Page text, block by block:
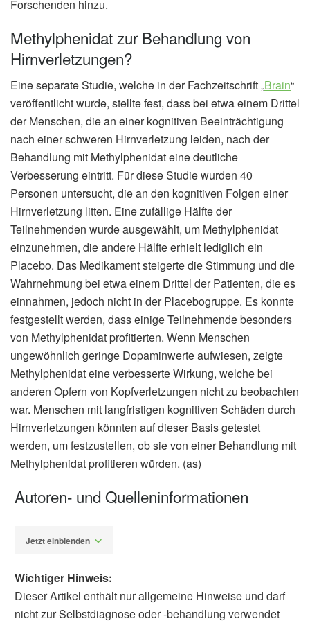
Forschenden hinzu.
Methylphenidat zur Behandlung von
Hirnverletzungen?
Eine separate Studie, welche in der Fachzeitschrift „Brain“
veröffentlicht wurde, stellte fest, dass bei etwa einem Drittel
der Menschen, die an einer kognitiven Beeinträchtigung
nach einer schweren Hirnverletzung leiden, nach der
Behandlung mit Methylphenidat eine deutliche
Verbesserung eintritt. Für diese Studie wurden 40
Personen untersucht, die an den kognitiven Folgen einer
Hirnverletzung litten. Eine zufällige Hälfte der
Teilnehmenden wurde ausgewählt, um Methylphenidat
einzunehmen, die andere Hälfte erhielt lediglich ein
Placebo. Das Medikament steigerte die Stimmung und die
Wahrnehmung bei etwa einem Drittel der Patienten, die es
einnahmen, jedoch nicht in der Placebogruppe. Es konnte
festgestellt werden, dass einige Teilnehmende besonders
von Methylphenidat profitierten. Wenn Menschen
ungewöhnlich geringe Dopaminwerte aufwiesen, zeigte
Methylphenidat eine verbesserte Wirkung, welche bei
anderen Opfern von Kopfverletzungen nicht zu beobachten
war. Menschen mit langfristigen kognitiven Schäden durch
Hirnverletzungen könnten auf dieser Basis getestet
werden, um festzustellen, ob sie von einer Behandlung mit
Methylphenidat profitieren würden. (as)
Autoren- und Quelleninformationen
Jetzt einblenden
Wichtiger Hinweis:
Dieser Artikel enthält nur allgemeine Hinweise und darf
nicht zur Selbstdiagnose oder -behandlung verwendet